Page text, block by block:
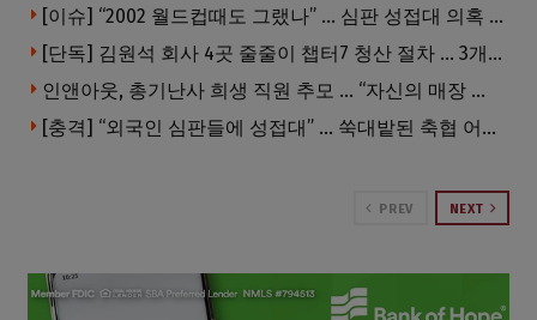
[이슈] “2002 월드컵때도 그랬나” … 심판 성접대 의혹 해외로 일파만파, 4강 신화까지 불똥
[단독] 김원석 회사 4곳 줄줄이 챕터7 청산 절차 … 3개 법인 같은 날 동시 파산 신청
인앤아웃, 총기난사 희생 직원 추모 … “자신의 매장 운영이 꿈이었다”
[충격] “외국인 심판들에 성접대” … 쑥대밭된 축협 어디까지 추락하나
PREV NEXT